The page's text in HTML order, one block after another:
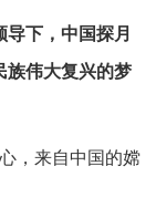
下，中国探月
族伟大复兴的梦
，来自中国的嫦